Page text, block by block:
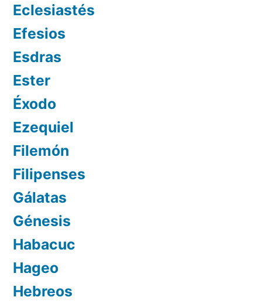
Eclesiastés
Efesios
Esdras
Ester
Éxodo
Ezequiel
Filemón
Filipenses
Gálatas
Génesis
Habacuc
Hageo
Hebreos